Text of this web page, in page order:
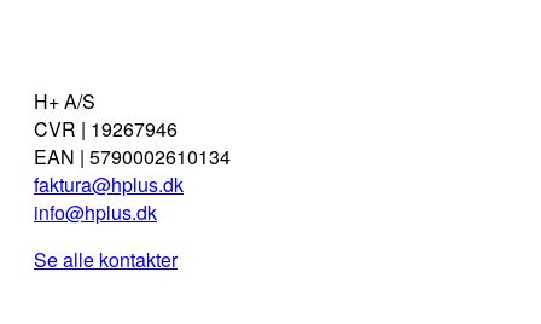
H+ A/S
CVR | 19267946
EAN | 5790002610134
faktura@hplus.dk
info@hplus.dk
Se alle kontakter